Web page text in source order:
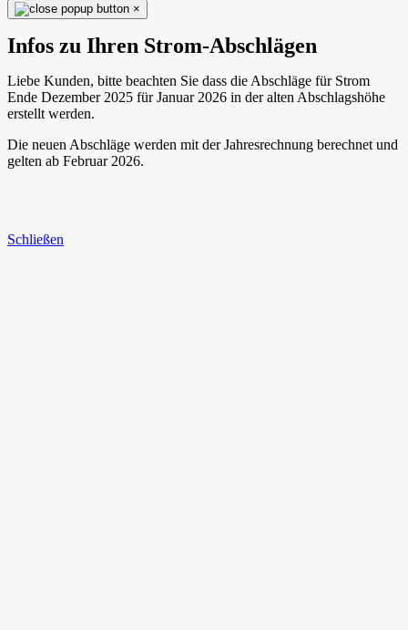
×
Infos zu Ihren Strom-Abschlägen
Liebe Kunden, bitte beachten Sie dass die Abschläge für Strom
Ende Dezember 2025 für Januar 2026 in der alten Abschlagshöhe
erstellt werden.
Die neuen Abschläge werden mit der Jahresrechnung berechnet und
gelten ab Februar 2026.
Schließen